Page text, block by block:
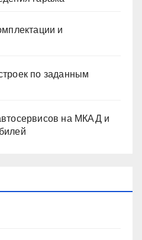
и
по заданным
на МКАД и